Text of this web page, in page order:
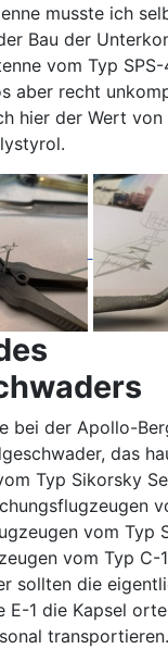
musste ich
Bau der
vom Typ
aber recht
hier der Wert
bei der Apollo-
das
Typ Sikorsky
vom Typ
vom Typ C-
sollten die
E-1 die Kapsel